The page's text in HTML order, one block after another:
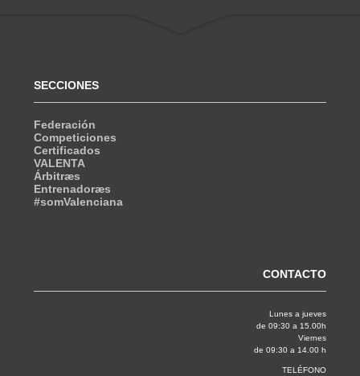
SECCIONES
Federación
Competiciones
Certificados
VALENTA
Árbitræs
Entrenadoræs
#somValenciana
CONTACTO
Lunes a jueves
de 09:30 a 15.00h
Viernes
de 09:30 a 14.00 h
TELÉFONO